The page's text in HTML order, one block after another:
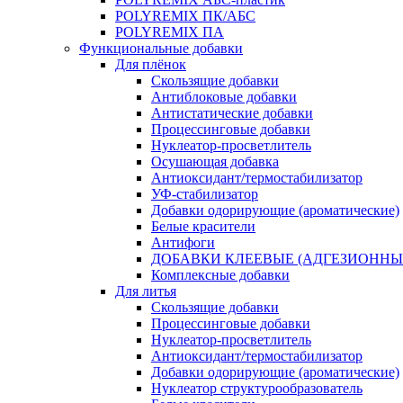
POLYREMIX ПК/АБС
POLYREMIX ПА
Функциональные добавки
Для плёнок
Скользящие добавки
Антиблоковые добавки
Антистатические добавки
Процессинговые добавки
Нуклеатор-просветлитель
Осушающая добавка
Антиоксидант/термостабилизатор
УФ-стабилизатор
Добавки одорирующие (ароматические)
Белые красители
Антифоги
ДОБАВКИ КЛЕЕВЫЕ
Комплексные добавки
Для литья
Скользящие добавки
Процессинговые добавки
Нуклеатор-просветлитель
Антиоксидант/термостабилизатор
Добавки одорирующие (ароматические)
Нуклеатор структурообразователь